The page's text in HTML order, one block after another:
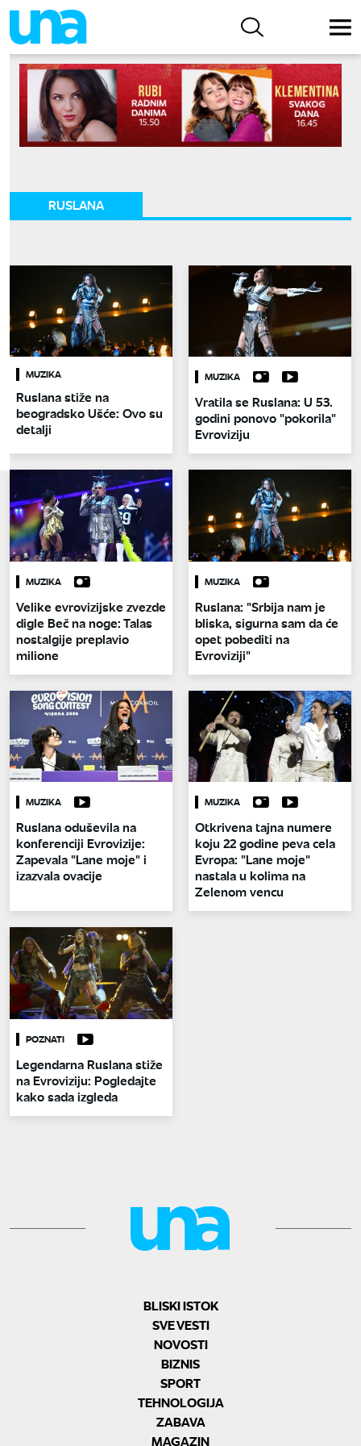
RUSLANA
MUZIKA
Ruslana stiže na
beogradsko Ušće: Ovo su
detalji
MUZIKA
Vratila se Ruslana: U 53.
godini ponovo "pokorila"
Evroviziju
MUZIKA
Velike evrovizijske zvezde
digle Beč na noge: Talas
nostalgije preplavio
milione
MUZIKA
Ruslana: "Srbija nam je
bliska, sigurna sam da će
opet pobediti na
Evroviziji"
MUZIKA
Ruslana oduševila na
konferenciji Evrovizije:
Zapevala "Lane moje" i
izazvala ovacije
MUZIKA
Otkrivena tajna numere
koju 22 godine peva cela
Evropa: "Lane moje"
nastala u kolima na
Zelenom vencu
POZNATI
Legendarna Ruslana stiže
na Evroviziju: Pogledajte
kako sada izgleda
BLISKI ISTOK
SVE VESTI
NOVOSTI
BIZNIS
SPORT
TEHNOLOGIJA
ZABAVA
MAGAZIN